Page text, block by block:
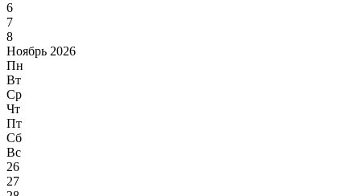
6
7
8
Ноябрь 2026
Пн
Вт
Ср
Чт
Пт
Сб
Вс
26
27